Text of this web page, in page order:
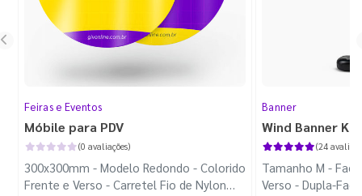
Feiras e Eventos
Móbile para PDV
(0 avaliações)
300x300mm - Modelo Redondo - Colorido
Frente e Verso - Carretel Fio de Nylon
Banner
Wind Banner
(24
Tamanho M -
Verso - Dupla-